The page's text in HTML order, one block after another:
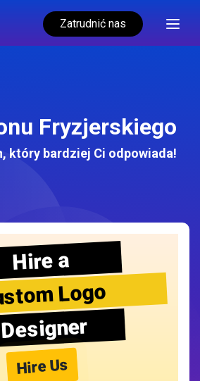
Zatrudnić nas
Fryzjerskiego
który bardziej Ci odpowiada!
Hire a
Logo
Designer
Hire Us